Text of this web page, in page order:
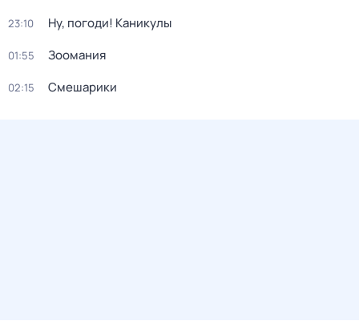
23:10 Ну, погоди! Каникулы
01:55 Зоомания
02:15 Смешарики